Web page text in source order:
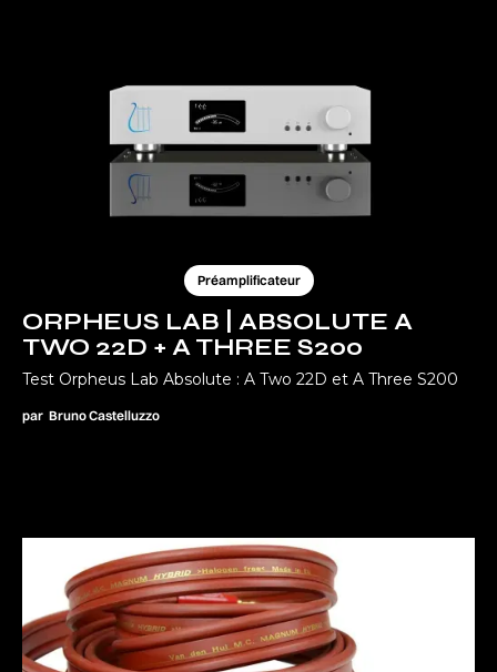
Préamplificateur
ORPHEUS LAB | ABSOLUTE A
TWO 22D + A THREE S200
Test Orpheus Lab Absolute : A Two 22D et A Three S200
par Bruno Castelluzzo